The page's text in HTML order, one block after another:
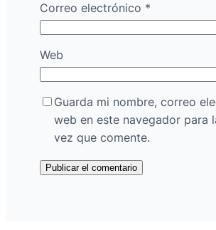
Correo electrónico *
Web
Guarda mi nombre, correo
web en este navegador para
vez que comente.